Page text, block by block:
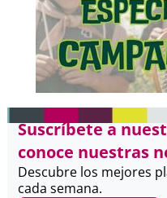
Suscríbete a
conoce nuestras
Descubre los mejores
cada semana.